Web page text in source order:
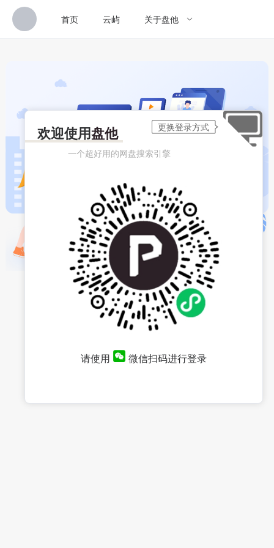
首页 云屿 关于盘他
欢迎使用盘他
一个超好用的网盘搜索引擎
请使用 微信扫码进行登录